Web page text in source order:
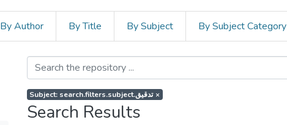
By Author By Title By Subject By Subject Category
Subject: search.filters.subject.تدقيق ×
Search Results